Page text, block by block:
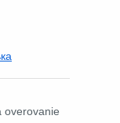
overovanie